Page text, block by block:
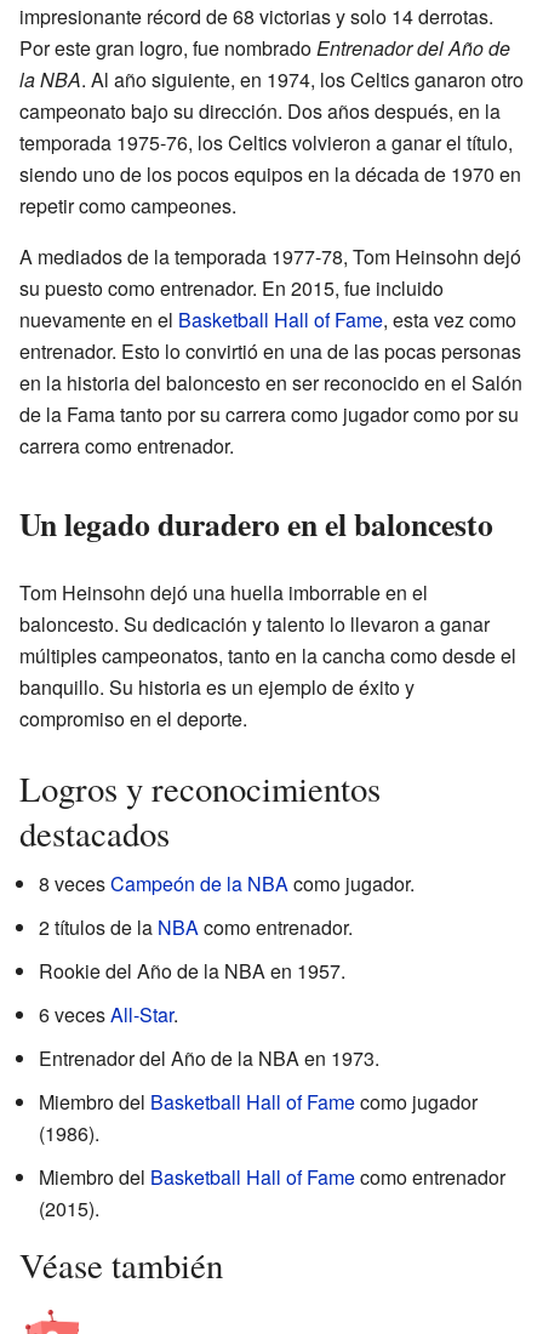
impresionante récord de 68 victorias y solo 14 derrotas.
Por este gran logro, fue nombradoEntrenador del Año de
la NBA. Al año siguiente, en 1974, los Celtics ganaron otro
campeonato bajo su dirección. Dos años después, en la
temporada 1975-76, los Celtics volvieron a ganar el título,
siendo uno de los pocos equipos en la década de 1970 en
repetir como campeones.
A mediados de la temporada 1977-78, Tom Heinsohn dejó
su puesto como entrenador. En 2015, fue incluido
nuevamente en el Basketball Hall of Fame, esta vez como
entrenador. Esto lo convirtió en una de las pocas personas
en la historia del baloncesto en ser reconocido en el Salón
de la Fama tanto por su carrera como jugador como por su
carrera como entrenador.
Un legado duradero en el baloncesto
Tom Heinsohn dejó una huella imborrable en el
baloncesto. Su dedicación y talento lo llevaron a ganar
múltiples campeonatos, tanto en la cancha como desde el
banquillo. Su historia es un ejemplo de éxito y
compromiso en el deporte.
Logros y reconocimientos
destacados
8 vecesCampeón de la NBAcomo jugador.
2 títulos de la NBAcomo entrenador.
Rookie del Año de la NBA en 1957.
6 vecesAll-Star.
Entrenador del Año de la NBA en 1973.
Miembro del Basketball Hall of Famecomo jugador
(1986).
Miembro del Basketball Hall of Famecomo entrenador
(2015).
Véase también